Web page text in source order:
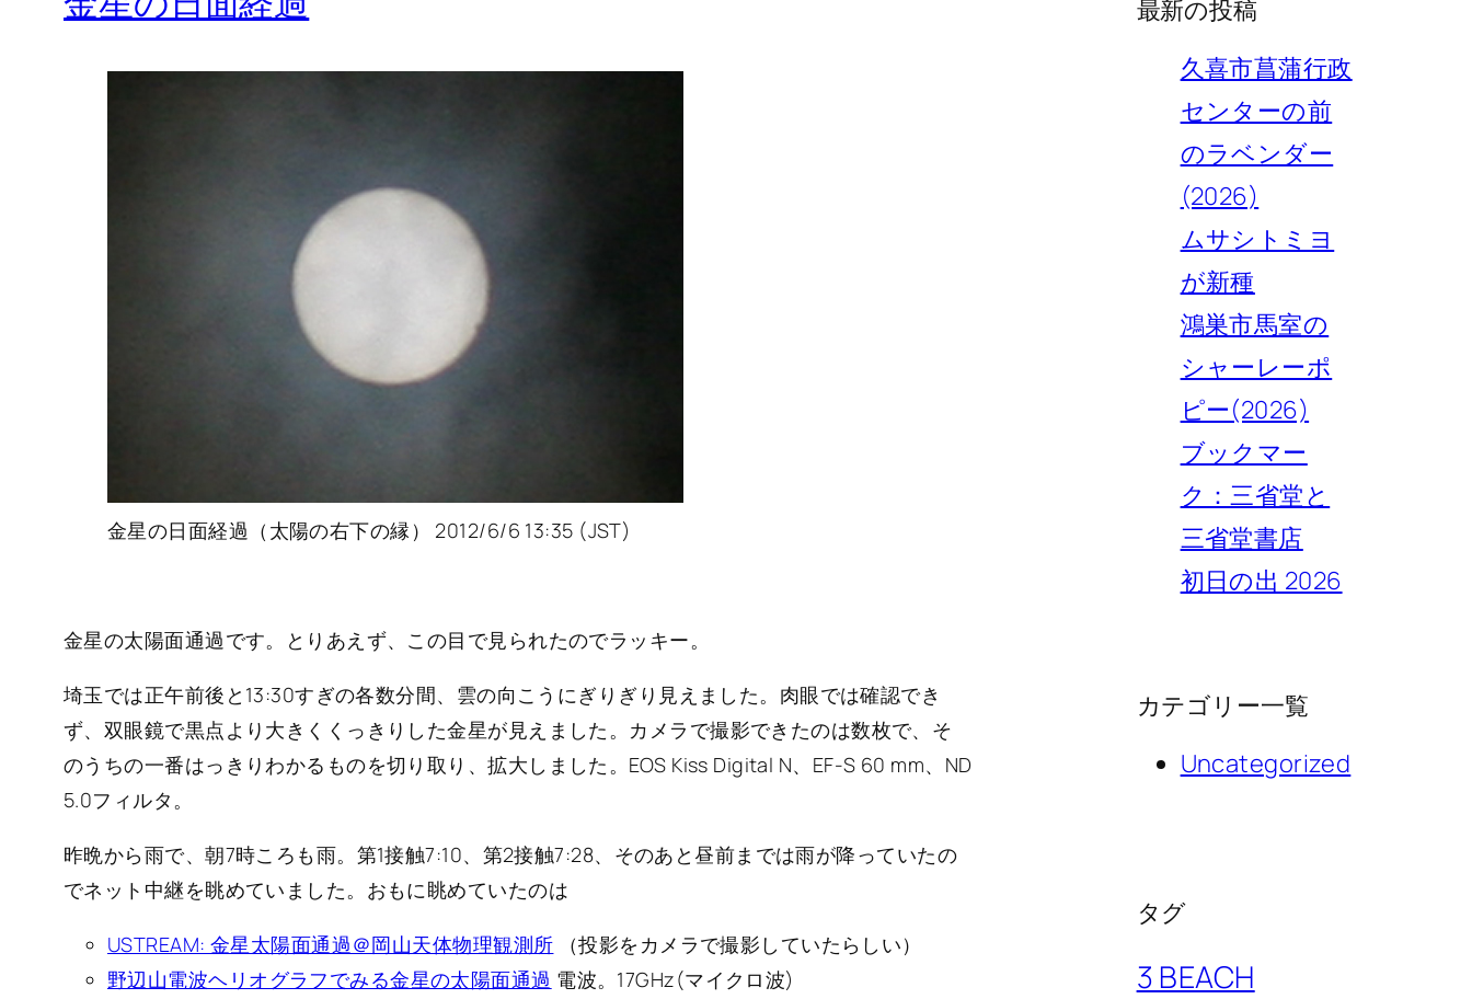
金星の日面経過（太陽の右下の縁） 2012/6/6 13:35 (JST)
金星の太陽面通過です。とりあえず、この目で見られたのでラッキー。
埼玉では正午前後と13:30すぎの各数分間、雲の向こうにぎりぎり見えました。肉眼では確認でき
ず、双眼鏡で黒点より大きくくっきりした金星が見えました。カメラで撮影できたのは数枚で、そ
のうちの一番はっきりわかるものを切り取り、拡大しました。EOS Kiss Digital N、EF-S 60 mm、ND
5.0フィルタ。
昨晩から雨で、朝7時ころも雨。第1接触7:10、第2接触7:28、そのあと昼前までは雨が降っていたの
でネット中継を眺めていました。おもに眺めていたのは
USTREAM: 金星太陽面通過＠岡山天体物理観測所 （投影をカメラで撮影していたらしい）
野辺山電波ヘリオグラフでみる金星の太陽面通過 電波。17GHz(マイクロ波)
最新の投稿
久喜市菖蒲行政
センターの前
のラベンダー
(2026)
ムサシトミヨ
が新種
鴻巣市馬室の
シャーレーポ
ピー(2026)
ブックマー
ク：三省堂と
三省堂書店
初日の出 2026
カテゴリー一覧
Uncategorized
タグ
3 BEACH